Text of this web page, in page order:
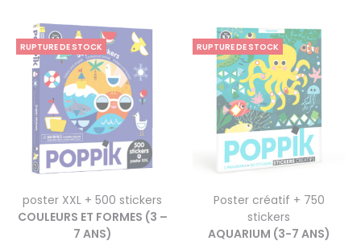
RUPTURE DE STOCK
poster XXL + 500 stickers
COULEURS ET FORMES (3 –
7 ANS)
RUPTURE DE STOCK
Poster créatif + 750
stickers
AQUARIUM (3-7 ANS)